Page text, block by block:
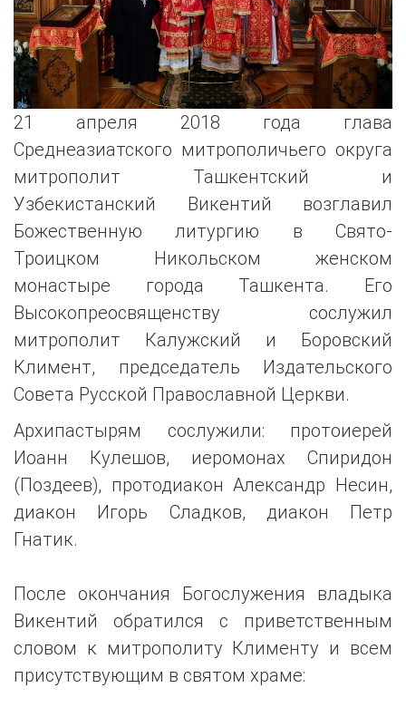
21 апреля 2018 года глава
Среднеазиатского митрополичьего округа
митрополит Ташкентский и
Узбекистанский Викентий возглавил
Божественную литургию в Свято-
Троицком Никольском женском
монастыре города Ташкента. Его
Высокопреосвященству сослужил
митрополит Калужский и Боровский
Климент, председатель Издательского
Совета Русской Православной Церкви.
Архипастырям сослужили: протоиерей
Иоанн Кулешов, иеромонах Спиридон
(Поздеев), протодиакон Александр Несин,
диакон Игорь Сладков, диакон Петр
Гнатик.
После окончания Богослужения владыка
Викентий обратился с приветственным
словом к митрополиту Клименту и всем
присутствующим в святом храме: